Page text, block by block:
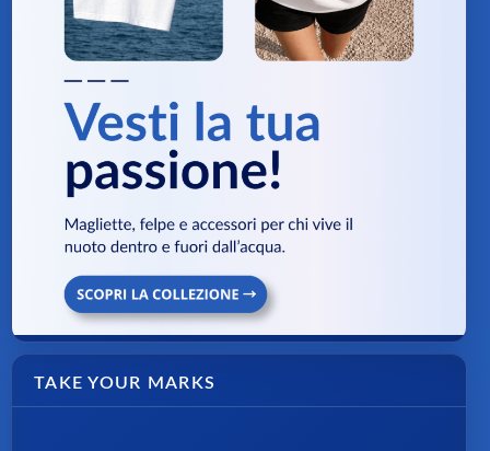
TAKE YOUR MARKS